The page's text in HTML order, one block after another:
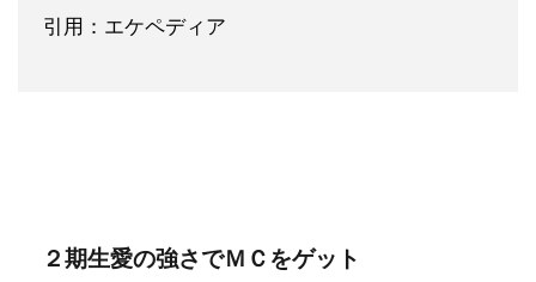
引用：エケペディア
２期生愛の強さでＭＣをゲット